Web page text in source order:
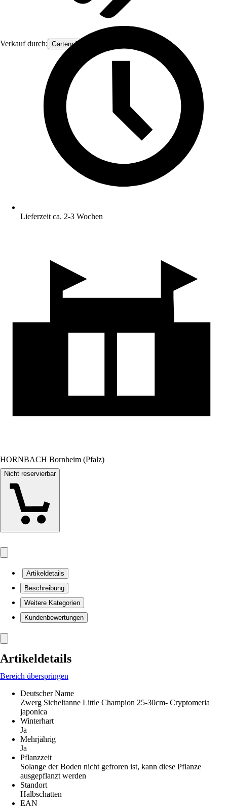
Verkauf durch: Gartenpflanzen Ammerland
Lieferzeit ca. 2-3 Wochen
HORNBACH Bornheim (Pfalz)
Nicht reservierbar
Artikeldetails
Beschreibung
Weitere Kategorien
Kundenbewertungen
Artikeldetails
Bereich überspringen
Deutscher Name
Zwerg Sicheltanne Little Champion 25-30cm- Cryptomeria
japonica
Winterhart
Ja
Mehrjährig
Ja
Pflanzzeit
Solange der Boden nicht gefroren ist, kann diese Pflanze
ausgepflanzt werden
Standort
Halbschatten
EAN